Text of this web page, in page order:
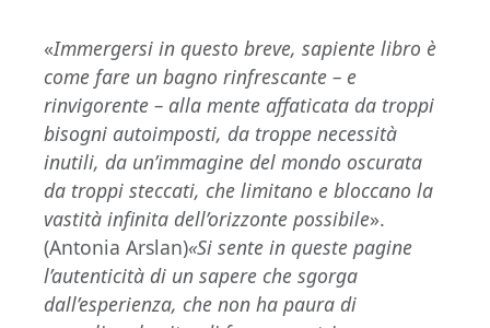
«Immergersi in questo breve, sapiente libro è
come fare un bagno rinfrescante – e
rinvigorente – alla mente affaticata da troppi
bisogni autoimposti, da troppe necessità
inutili, da un’immagine del mondo oscurata
da troppi steccati, che limitano e bloccano la
vastità infinita dell’orizzonte possibile».
(Antonia Arslan)«Si sente in queste pagine
l’autenticità di un sapere che sgorga
dall’esperienza, che non ha paura di